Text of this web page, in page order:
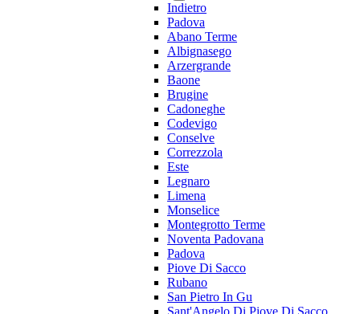
Indietro
Padova
Abano Terme
Albignasego
Arzergrande
Baone
Brugine
Cadoneghe
Codevigo
Conselve
Correzzola
Este
Legnaro
Limena
Monselice
Montegrotto Terme
Noventa Padovana
Padova
Piove Di Sacco
Rubano
San Pietro In Gu
Sant'Angelo Di Piove Di Sacco